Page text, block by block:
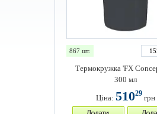
867 шт.
Термокружка 'FX
300 мл
Ціна: 51029 грн